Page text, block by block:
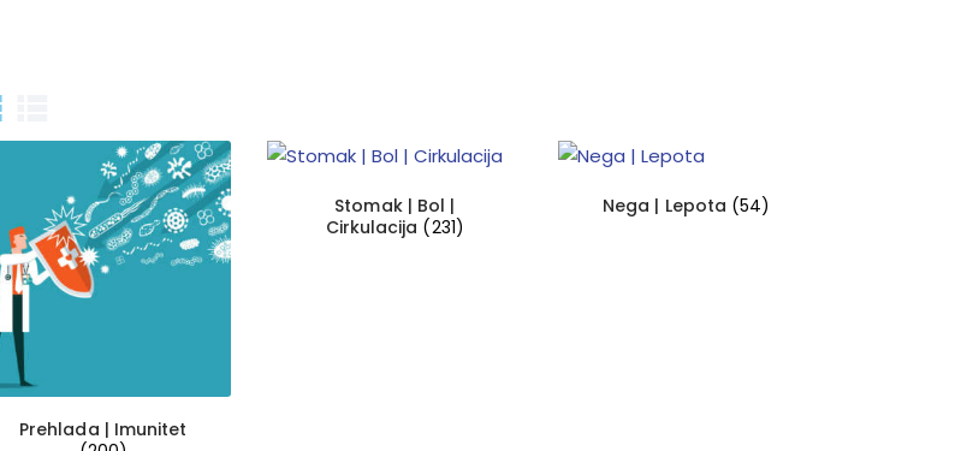
Prehlada | Imunitet
Stomak | Bol |
Cirkulacija (231)
Nega | Lepota (54)